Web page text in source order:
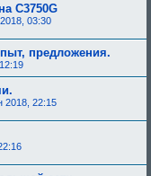
б
у
е
е
о
д
о
р
н
я
C3750G
03:30
предложения.
2018, 22:15